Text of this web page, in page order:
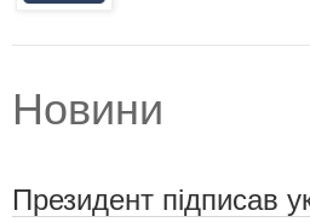
Новини
Президент підписав